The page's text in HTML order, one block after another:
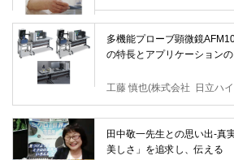
多機能プローブ顕微鏡
の特長とアプリケーション
工藤 慎也(株式会社 日立ハ
田中敬一先生との思い出-真
美しさ」を追求し、伝える